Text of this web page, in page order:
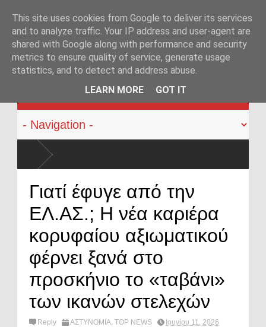
KATEHACKER
Γιατί έφυγε από την
ΕΛ.ΑΣ.; Η νέα καριέρα
κορυφαίου αξιωματικού
φέρνει ξανά στο
προσκήνιο το «ταβάνι»
των ικανών στελεχών
Reply ΑΣΤΥΝΟΜΙΑ, TOP NEWS Ιουνίου 11, 2026
This site uses cookies from Google to deliver its services
and to analyze traffic. Your IP address and user-agent are
shared with Google along with performance and security
metrics to ensure quality of service, generate usage
statistics, and to detect and address abuse.
LEARN MORE
GOT IT